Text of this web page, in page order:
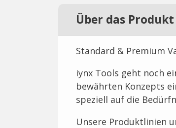
Über das Produkt
Standard & Premium
iynx Tools geht noch
bewährten Konzepts
speziell auf die
Unsere Produktlinien